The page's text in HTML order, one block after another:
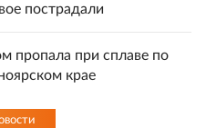
пострадали
пропала при сплаве по
крае